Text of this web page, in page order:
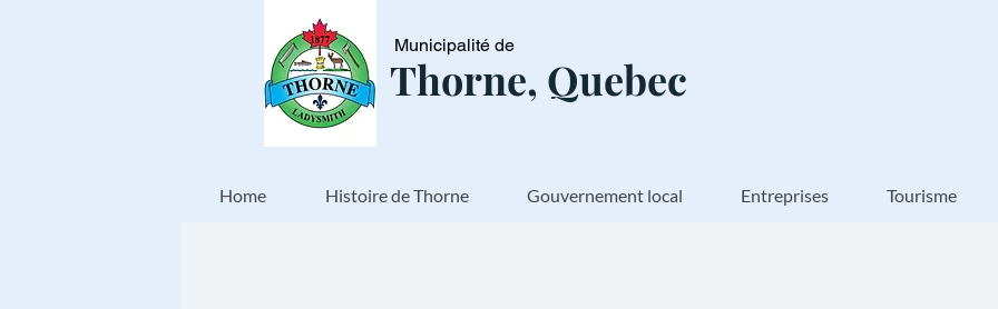
Municipalité de
Thorne, Quebec
Home Histoire de Thorne Gouvernement local Entreprises Tourisme